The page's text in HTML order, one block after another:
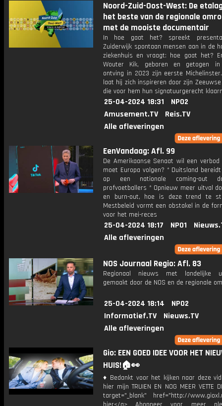
Noord-Zuid-Oost-West: De
het beste van de regionale
met de mooiste documentair
In hoe gaat het? spreekt
Zuiderwijk spontaan mensen aan in de
ziekenhuis en vraagt: hoe gaat het?
Wouter Kik, geboren en getogen in
ontving in 2023 zijn eerste
laat hij zich inspireren door zijn
die voor hem hun signatuurgerecht
25-04-2024 18:31
NPO2
Amusement.TV
Reis.TV
Alle afleveringen
EenVandaag: Afl. 99
De Amerikaanse Senaat wil een verbod
moet Europa volgen? * Duitsland
op een nationale coming-out
profvoetballers * Opnieuw meer uitval
en burn-out, hoe is deze trend te
Mestbeleid vormt een obstakel in de
voor het mei-reces
25-04-2024 18:17 NPO1
Alle afleveringen
NOS Journaal Regio: Afl. 83
Regionaal nieuws met landelijke
gemaakt door de NOS en de regionale
25-04-2024 18:14
NPO2
Informatief.TV
Nieuws.TV
Alle afleveringen
Gio: EEN GOED IDEE VOOR HET
HUIS!🏠👀
♦ Bedankt voor het kijken naar deze
hier mijn TRUIEN EN NOG MEER VETTE
target="_blank" href="http://